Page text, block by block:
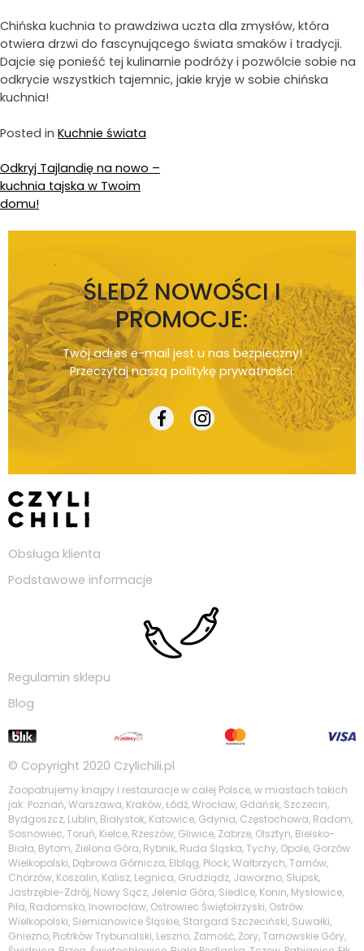
Chińska kuchnia to prawdziwa uczta dla zmysłów, która
otwiera drzwi do fascynującego świata smaków i tradycji.
Dajcie się ponieść tej kulinarnie podróży i pozwólcie sobie na
odkrycie wszystkich tajemnic, jakie kryje w sobie chińska
kuchnia!
Posted in Kuchnie świata
Nawigacja
wpisu
Odkryj Tajlandię na nowo –
kuchnia tajska w Twoim
domu!
ŚLEDŹ NOWOŚCI I
PROMOCJE:
Twój adres e-mail jest u nas bezpieczny!
Przeczytaj naszą politykę prywatności.
Obsługa klienta
Podstawowe informacje
Regulamin sklepu
Blog
© Copyright 2020 Czylichili.pl
Zaopatrujemy knajpy i restauracje w całej Polsce, w miastach takich
jak: Poznań, Warszawa, Kraków, Łódź, Wrocław, Gdańsk, Szczecin,
Bydgoszcz, Lublin, Białystok, Katowice, Gdynia, Częstochowa, Radom,
Sosnowiec, Toruń, Kielce, Rzeszów, Gliwice, Zabrze, Olsztyn, Bielsko-
Biała, Bytom, Zielona Góra, Rybnik, Ruda Śląska, Tychy, Opole, Gorzów
Wielkopolski, Dąbrowa Górnicza, Elbląg, Płock, Wałbrzych, Tarnów,
Chorzów, Koszalin, Kalisz, Legnica, Grudziądz, Jaworzno, Słupsk,
Jastrzębie-Zdrój, Nowy Sącz, Jelenia Góra, Siedlce, Konin, Mysłowice,
Piła, Radomsko, Inowrocław, Ostrowiec Świętokrzyski, Ostrów
Wielkopolski, Siemianowice Śląskie, Stargard Szczeciński, Suwałki,
Gniezno, Piotrków Trybunalski, Leszno, Zamość, Żory, Tarnowskie Góry,